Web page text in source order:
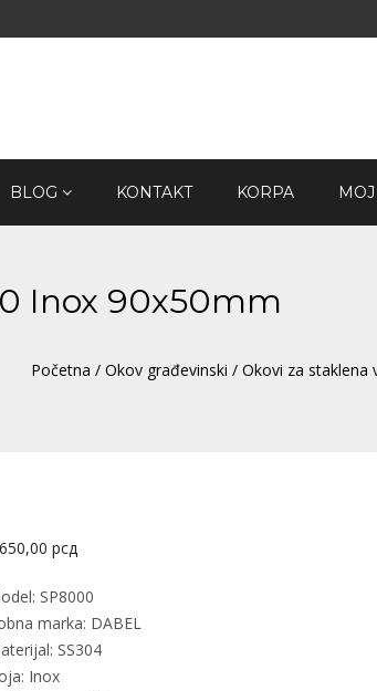
BLOG KONTAKT KORPA
Inox 90x50mm
Početna / Okov građevinski / Okovi za staklena
рсд
SP8000
marka: DABEL
SS304
Inox